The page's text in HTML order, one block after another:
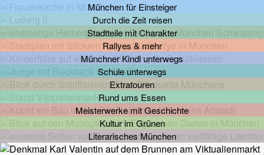
München für Einsteiger
Durch die Zeit reisen
Stadtteile mit Charakter
Rallyes & mehr
Münchner Kindl unterwegs
Schule unterwegs
Extratouren
Rund ums Essen
Meisterwerke mit Geschichte
Kultur im Grünen
Literarisches München